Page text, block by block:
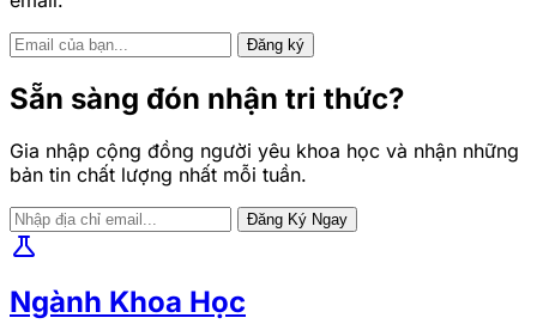
Đăng ký
Sẵn sàng đón nhận tri thức?
Gia nhập cộng đồng người yêu khoa học và nhận những
bản tin chất lượng nhất mỗi tuần.
Đăng Ký Ngay
science
Ngành Khoa Học